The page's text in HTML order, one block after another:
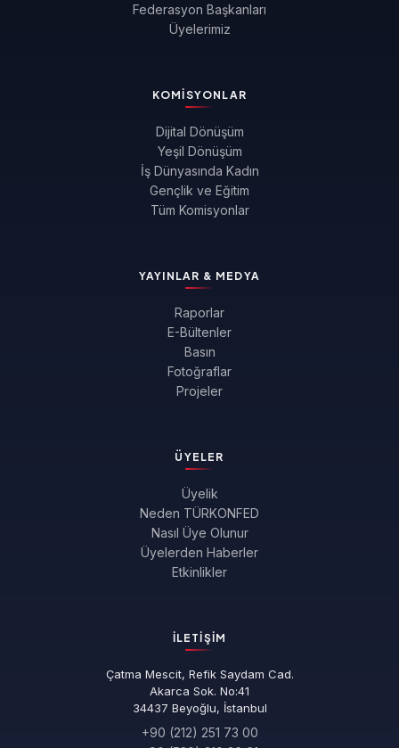
Federasyon Başkanları
Üyelerimiz
KOMISYONLAR
Dijital Dönüşüm
Yeşil Dönüşüm
İş Dünyasında Kadın
Gençlik ve Eğitim
Tüm Komisyonlar
YAYINLAR & MEDYA
Raporlar
E-Bültenler
Basın
Fotoğraflar
Projeler
ÜYELER
Üyelik
Neden TÜRKONFED
Nasıl Üye Olunur
Üyelerden Haberler
Etkinlikler
İLETIŞIM
Çatma Mescit, Refik Saydam Cad.
Akarca Sok. No:41
34437 Beyoğlu, İstanbul
+90 (212) 251 73 00